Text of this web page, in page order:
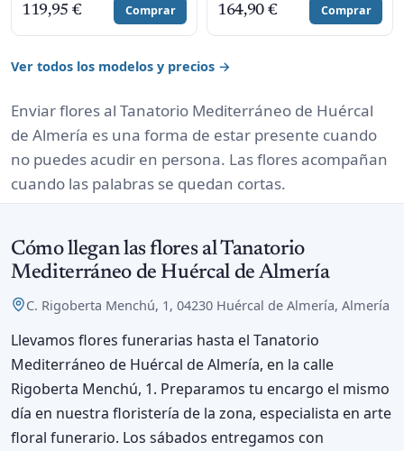
119,95 € Comprar 164,90 € Comprar
Ver todos los modelos y precios →
Enviar flores al Tanatorio Mediterráneo de Huércal
de Almería es una forma de estar presente cuando
no puedes acudir en persona. Las flores acompañan
cuando las palabras se quedan cortas.
Cómo llegan las flores al Tanatorio
Mediterráneo de Huércal de Almería
C. Rigoberta Menchú, 1, 04230 Huércal de Almería, Almería
Llevamos flores funerarias hasta el Tanatorio
Mediterráneo de Huércal de Almería, en la calle
Rigoberta Menchú, 1. Preparamos tu encargo el mismo
día en nuestra floristería de la zona, especialista en arte
floral funerario. Los sábados entregamos con